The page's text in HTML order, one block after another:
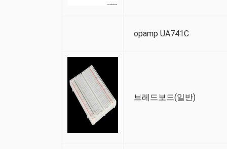
opamp UA741C
브레드보드(일반)